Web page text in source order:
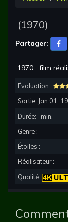
(1970)
Partager:
1970 film
Évaluation :
Sortie: Jan 01,
Durée:
min.
Genre :
Étoiles :
Réalisateur :
Qualité: